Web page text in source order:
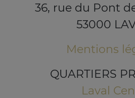
36, rue du Pont
53000
Mentions
QUARTIERS
Laval